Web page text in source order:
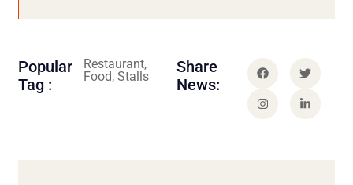
Popular
Tag :
Restaurant,
Food, Stalls
Share
News: